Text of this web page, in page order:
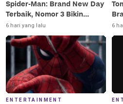
Spider-Man: Brand New Day
Terbaik, Nomor 3 Bikin
Terkesima!
6 hari yang lalu 6
ENTERTAINMENT